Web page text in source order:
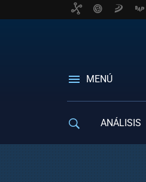
MENÚ
ANÁLISIS